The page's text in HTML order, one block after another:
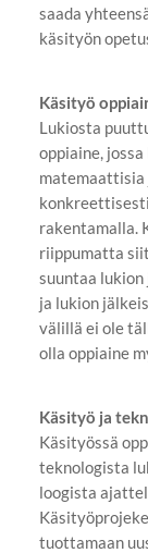
saada
käsityön
Käsityö
Lukiosta
oppiaine,
rakentamalla.
riippumatta
suuntaa
ja lukion
välillä ei ole
olla oppiaine
Käsityö ja
Käsityössä
teknologista
loogista
tuottamaan